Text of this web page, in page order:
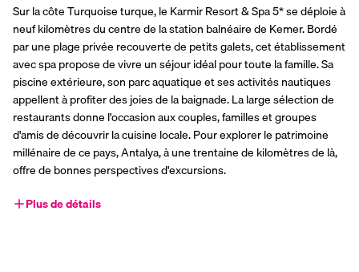
Sur la côte Turquoise turque, le Karmir Resort & Spa 5* se déploie à
neuf kilomètres du centre de la station balnéaire de Kemer. Bordé
par une plage privée recouverte de petits galets, cet établissement
avec spa propose de vivre un séjour idéal pour toute la famille. Sa
piscine extérieure, son parc aquatique et ses activités nautiques
appellent à profiter des joies de la baignade. La large sélection de
restaurants donne l'occasion aux couples, familles et groupes
d'amis de découvrir la cuisine locale. Pour explorer le patrimoine
millénaire de ce pays, Antalya, à une trentaine de kilomètres de là,
offre de bonnes perspectives d'excursions.
Plus de détails